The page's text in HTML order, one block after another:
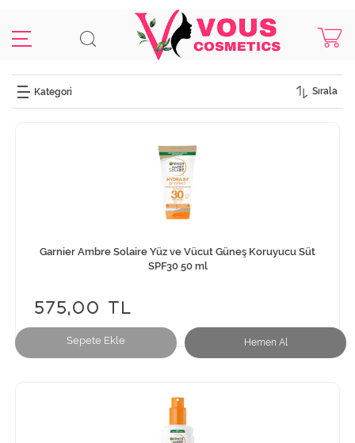
Sırala
Sepete Ekle Hemen Al
Garnier Ambre Solaire Yüz ve Vücut Güneş Koruyucu Süt
SPF30 50 ml
575,00 TL